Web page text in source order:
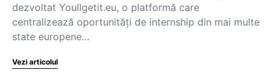
dezvoltat Youllgetit.eu, o platformă care
centralizează oportunități de internship din mai multe
state europene…
Vezi articolul